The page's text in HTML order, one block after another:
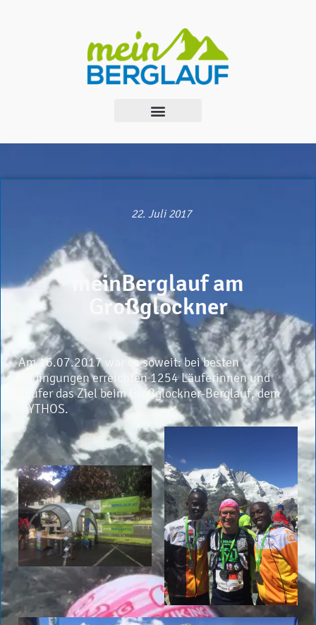
22. Juli 2017
meinBerglauf am
Großglockner
Am 16.07.2017 war es soweit: bei besten
Bedingungen erreichten 1254 Läuferinnen und
Läufer das Ziel beim Großglockner-Berglauf, dem
MYTHOS.